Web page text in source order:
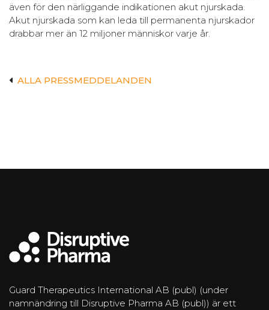
även för den närliggande indikationen akut njurskada.
Akut njurskada som kan leda till permanenta njurskador
drabbar mer än 12 miljoner människor varje år.
ALLA PRESSMEDDELANDEN
Guard Therapeutics International AB (publ) (under
namnändring till Disruptive Pharma AB (publ)) är ett